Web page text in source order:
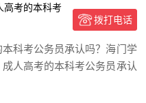
高考的本科考
拨打电话
科考公务员承认吗？海门学
人高考的本科考公务员承认